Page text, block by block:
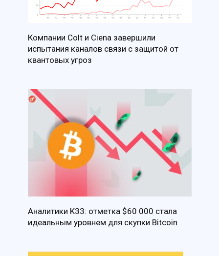
Компании Colt и Ciena завершили
испытания каналов связи с защитой от
квантовых угроз
Аналитики K33: отметка $60 000 стала
идеальным уровнем для скупки Bitcoin